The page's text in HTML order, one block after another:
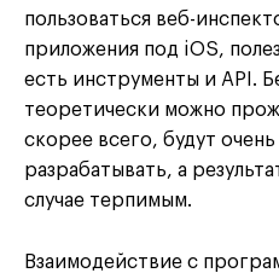
пользоваться веб-
приложения под iOS,
есть инструменты и API.
теоретически можно
скорее всего, будут
разрабатывать, а
случае терпимым.
Взаимодействие с